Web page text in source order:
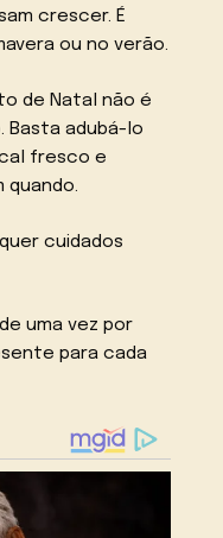
crescer. É
ou no verão.
de Natal não é
Basta adubá-lo
fresco e
quando.
cuidados
uma vez por
para cada